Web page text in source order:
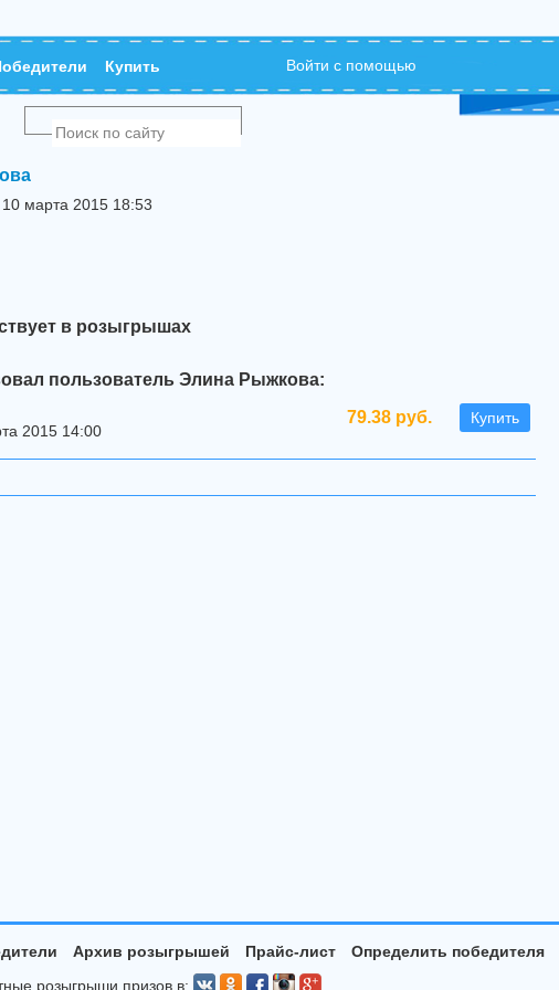
Купить Войти с помощью
10 марта 2015 18:53
в розыгрышах
пользователь Элина Рыжкова:
79.38 руб. Купить
2015 14:00
Архив розыгрышей Прайс-лист Определить победителя
розыгрыши призов в: